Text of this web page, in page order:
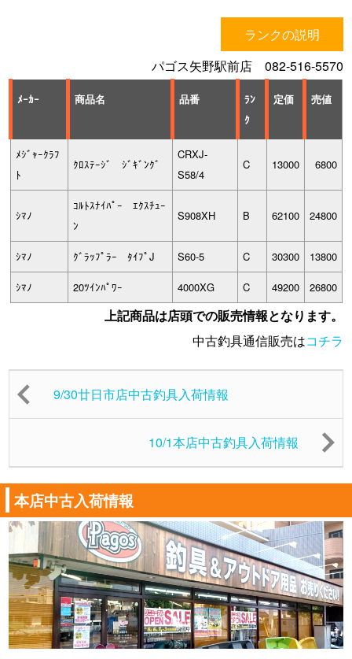
ランクの説明
パゴス矢野駅前店 082-516-5570
ﾒｰｶｰ 商品名 品番
ﾗﾝ
ｸ
定価 売値
ﾒｼﾞｬｰｸﾗﾌ
ﾄ
ｸﾛｽﾃｰｼﾞ ｼﾞｷﾞﾝｸﾞ
CRXJ-
S58/4
C 13000 6800
ｼﾏﾉ
ｺﾙﾄｽﾅｲﾊﾟｰ ｴｸｽﾁｭｰ
ﾝ
S908XH B 62100 24800
ｼﾏﾉ ｸﾞﾗｯﾌﾟﾗｰ ﾀｲﾌﾟJ S60-5 C 30300 13800
ｼﾏﾉ 20ﾂｲﾝﾊﾟﾜｰ 4000XG C 49200 26800
上記商品は店頭での販売情報となります。
中古釣具通信販売はコチラ
9/30廿日市店中古釣具入荷情報
10/1本店中古釣具入荷情報
本店中古入荷情報